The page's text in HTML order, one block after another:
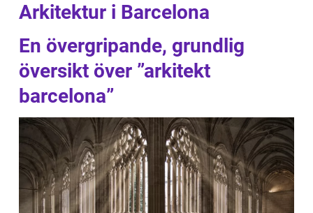
Arkitektur i Barcelona
En övergripande, grundlig
översikt över ”arkitekt
barcelona”